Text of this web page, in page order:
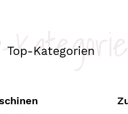
Top-Kategorien
Kategorien